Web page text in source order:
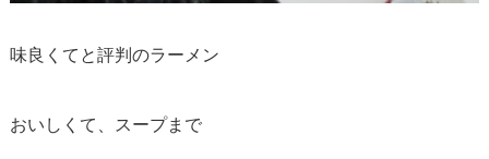
味良くてと評判のラーメン
おいしくて、スープまで